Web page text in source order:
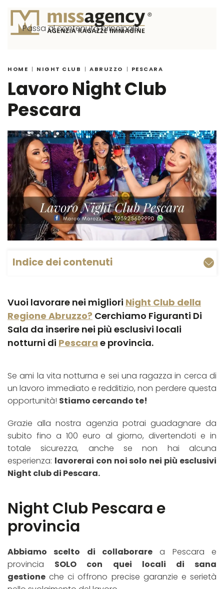
Passa al contenuto principale
HOME NIGHT CLUB ABRUZZO PESCARA
Lavoro Night Club
Pescara
Indice dei contenuti
Vuoi lavorare nei migliori Night Club della
Regione Abruzzo? Cerchiamo Figuranti Di
Sala da inserire nei più esclusivi locali
notturni di Pescara e provincia.
Se ami la vita notturna e sei una ragazza in cerca di
un lavoro immediato e redditizio, non perdere questa
opportunità! Stiamo cercando te!
Grazie alla nostra agenzia potrai guadagnare da
subito fino a 100 euro al giorno, divertendoti e in
totale sicurezza, anche se non hai alcuna
esperienza: lavorerai con noi solo nei più esclusivi
Night club di Pescara.
Night Club Pescara e
provincia
Abbiamo scelto di collaborare a Pescara e
provincia SOLO con quei locali di sana
gestione che ci offrono precise garanzie e serietà